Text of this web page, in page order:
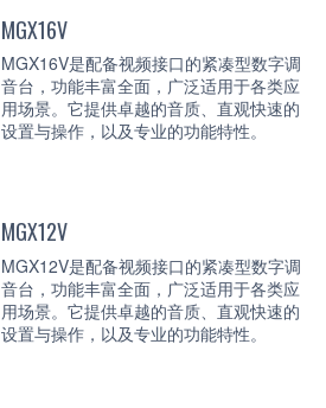
MGX16V
MGX16V是配备视频接口的紧凑型数字调
音台，功能丰富全面，广泛适用于各类应
用场景。它提供卓越的音质、直观快速的
设置与操作，以及专业的功能特性。
MGX12V
MGX12V是配备视频接口的紧凑型数字调
音台，功能丰富全面，广泛适用于各类应
用场景。它提供卓越的音质、直观快速的
设置与操作，以及专业的功能特性。